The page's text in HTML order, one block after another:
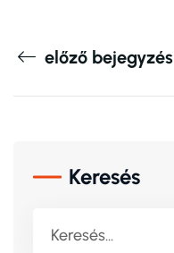
előző bejegyzés
Keresés